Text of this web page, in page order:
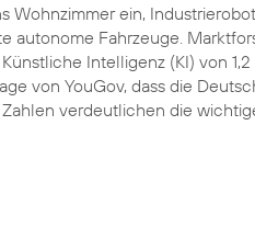
Wohnzimmer ein,
autonome Fahrzeuge.
Intelligenz (KI) von
von YouGov, dass die
verdeutlichen die